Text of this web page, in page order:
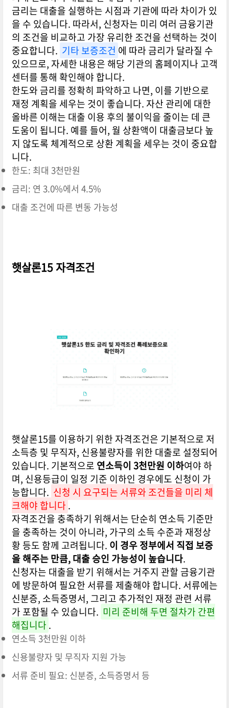
금리는 대출을 실행하는 시점과 기관에 따라 차이가 있
을 수 있습니다. 따라서, 신청자는 미리 여러 금융기관
의 조건을 비교하고 가장 유리한 조건을 선택하는 것이
중요합니다. 기타 보증조건 에 따라 금리가 달라질 수
있으므로, 자세한 내용은 해당 기관의 홈페이지나 고객
센터를 통해 확인해야 합니다.
한도와 금리를 정확히 파악하고 나면, 이를 기반으로
재정 계획을 세우는 것이 좋습니다. 자산 관리에 대한
올바른 이해는 대출 이용 후의 불이익을 줄이는 데 큰
도움이 됩니다. 예를 들어, 월 상환액이 대출금보다 높
지 않도록 체계적으로 상환 계획을 세우는 것이 중요합
니다.
한도: 최대 3천만원
금리: 연 3.0%에서 4.5%
대출 조건에 따른 변동 가능성
햇살론15 자격조건
햇살론15를 이용하기 위한 자격조건은 기본적으로 저
소득층 및 무직자, 신용불량자를 위한 대출로 설정되어
있습니다. 기본적으로 연소득이 3천만원 이하여야 하
며, 신용등급이 일정 기준 이하인 경우에도 신청이 가
능합니다. 신청 시 요구되는 서류와 조건들을 미리 체
크해야 합니다 .
자격조건을 충족하기 위해서는 단순히 연소득 기준만
을 충족하는 것이 아니라, 가구의 소득 수준과 재정상
황 등도 함께 고려됩니다. 이 경우 정부에서 직접 보증
을 해주는 만큼, 대출 승인 가능성이 높습니다.
신청자는 대출을 받기 위해서는 거주지 관할 금융기관
에 방문하여 필요한 서류를 제출해야 합니다. 서류에는
신분증, 소득증명서, 그리고 추가적인 재정 관련 서류
가 포함될 수 있습니다. 미리 준비해 두면 절차가 간편
해집니다 .
연소득 3천만원 이하
신용불량자 및 무직자 지원 가능
서류 준비 필요: 신분증, 소득증명서 등